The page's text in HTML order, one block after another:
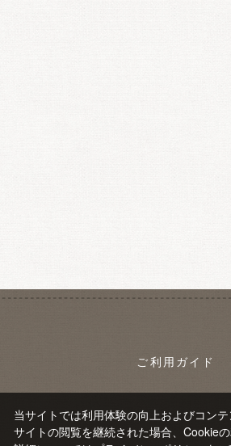
ご利用ガイド
当サイトでは利用体験の向上およびコン
サイトの閲覧を継続された場合、Cookie